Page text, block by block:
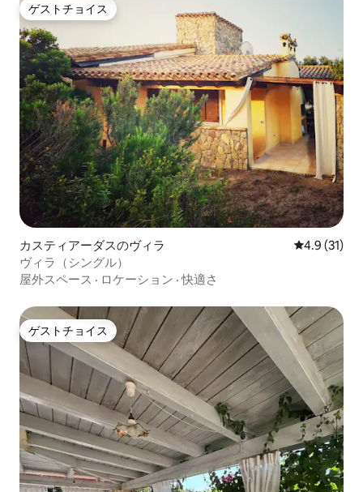
ゲストチョイス
ゲストチョイス
カスティアーダスのヴィラ レビュー31
4.9 (31)
ヴィラ（シングル）
屋外スペース · ロケーション ·快適さ
ゲストチョイス
ゲストチョイス